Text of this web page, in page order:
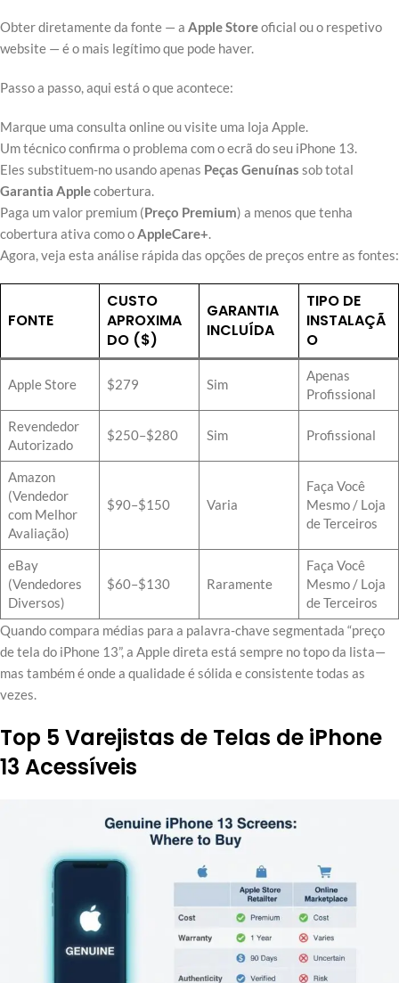
Obter diretamente da fonte — a Apple Storeoficial ou o respetivo
website — é o mais legítimo que pode haver.
Passo a passo, aqui está o que acontece:
Marque uma consulta online ou visite uma loja Apple.
Um técnico confirma o problema com o ecrã do seu iPhone 13.
Eles substituem-no usando apenas Peças Genuínas sob total
Garantia Applecobertura.
Paga um valor premium (Preço Premium) a menos que tenha
cobertura ativa como oAppleCare+.
Agora, veja esta análise rápida das opções de preços entre as fontes:
FONTE
CUSTO
APROXIMA
DO ($)
GARANTIA
INCLUÍDA
TIPO DE
INSTALAÇÃ
O
Apple Store $279 Sim
Apenas
Profissional
Revendedor
Autorizado
$250–$280 Sim Profissional
Amazon
(Vendedor
com Melhor
Avaliação)
$90–$150 Varia
Faça Você
Mesmo / Loja
de Terceiros
eBay
(Vendedores
Diversos)
$60–$130 Raramente
Faça Você
Mesmo / Loja
de Terceiros
Quando compara médias para a palavra-chave segmentada “preço
de tela do iPhone 13”, a Apple direta está sempre no topo da lista—
mas também é onde a qualidade é sólida e consistente todas as
vezes.
Top 5 Varejistas de Telas de iPhone
13 Acessíveis